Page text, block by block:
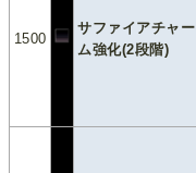
1500
サファイアチャー
ム強化(2段階)